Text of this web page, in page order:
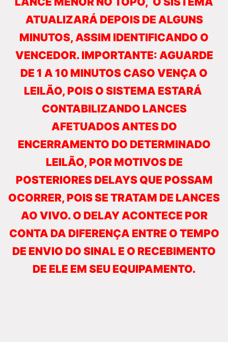
ATUALIZARÁ DEPOIS DE ALGUNS
MINUTOS, ASSIM IDENTIFICANDO O
VENCEDOR. IMPORTANTE: AGUARDE
DE 1 A 10 MINUTOS CASO VENÇA O
LEILÃO, POIS O SISTEMA ESTARÁ
CONTABILIZANDO LANCES
AFETUADOS ANTES DO
ENCERRAMENTO DO DETERMINADO
LEILÃO, POR MOTIVOS DE
POSTERIORES DELAYS QUE POSSAM
OCORRER, POIS SE TRATAM DE LANCES
AO VIVO. O DELAY ACONTECE POR
CONTA DA DIFERENÇA ENTRE O TEMPO
DE ENVIO DO SINAL E O RECEBIMENTO
DE ELE EM SEU EQUIPAMENTO.